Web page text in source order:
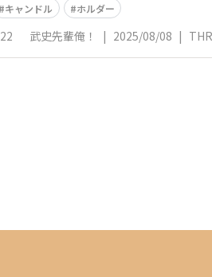
キャンドル ホルダー
22 武史先輩俺！ | 2025/08/08 |